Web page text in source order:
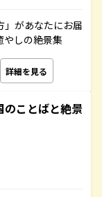
」があなたにお届
やしの絶景集
詳細を見る
ことばと絶景